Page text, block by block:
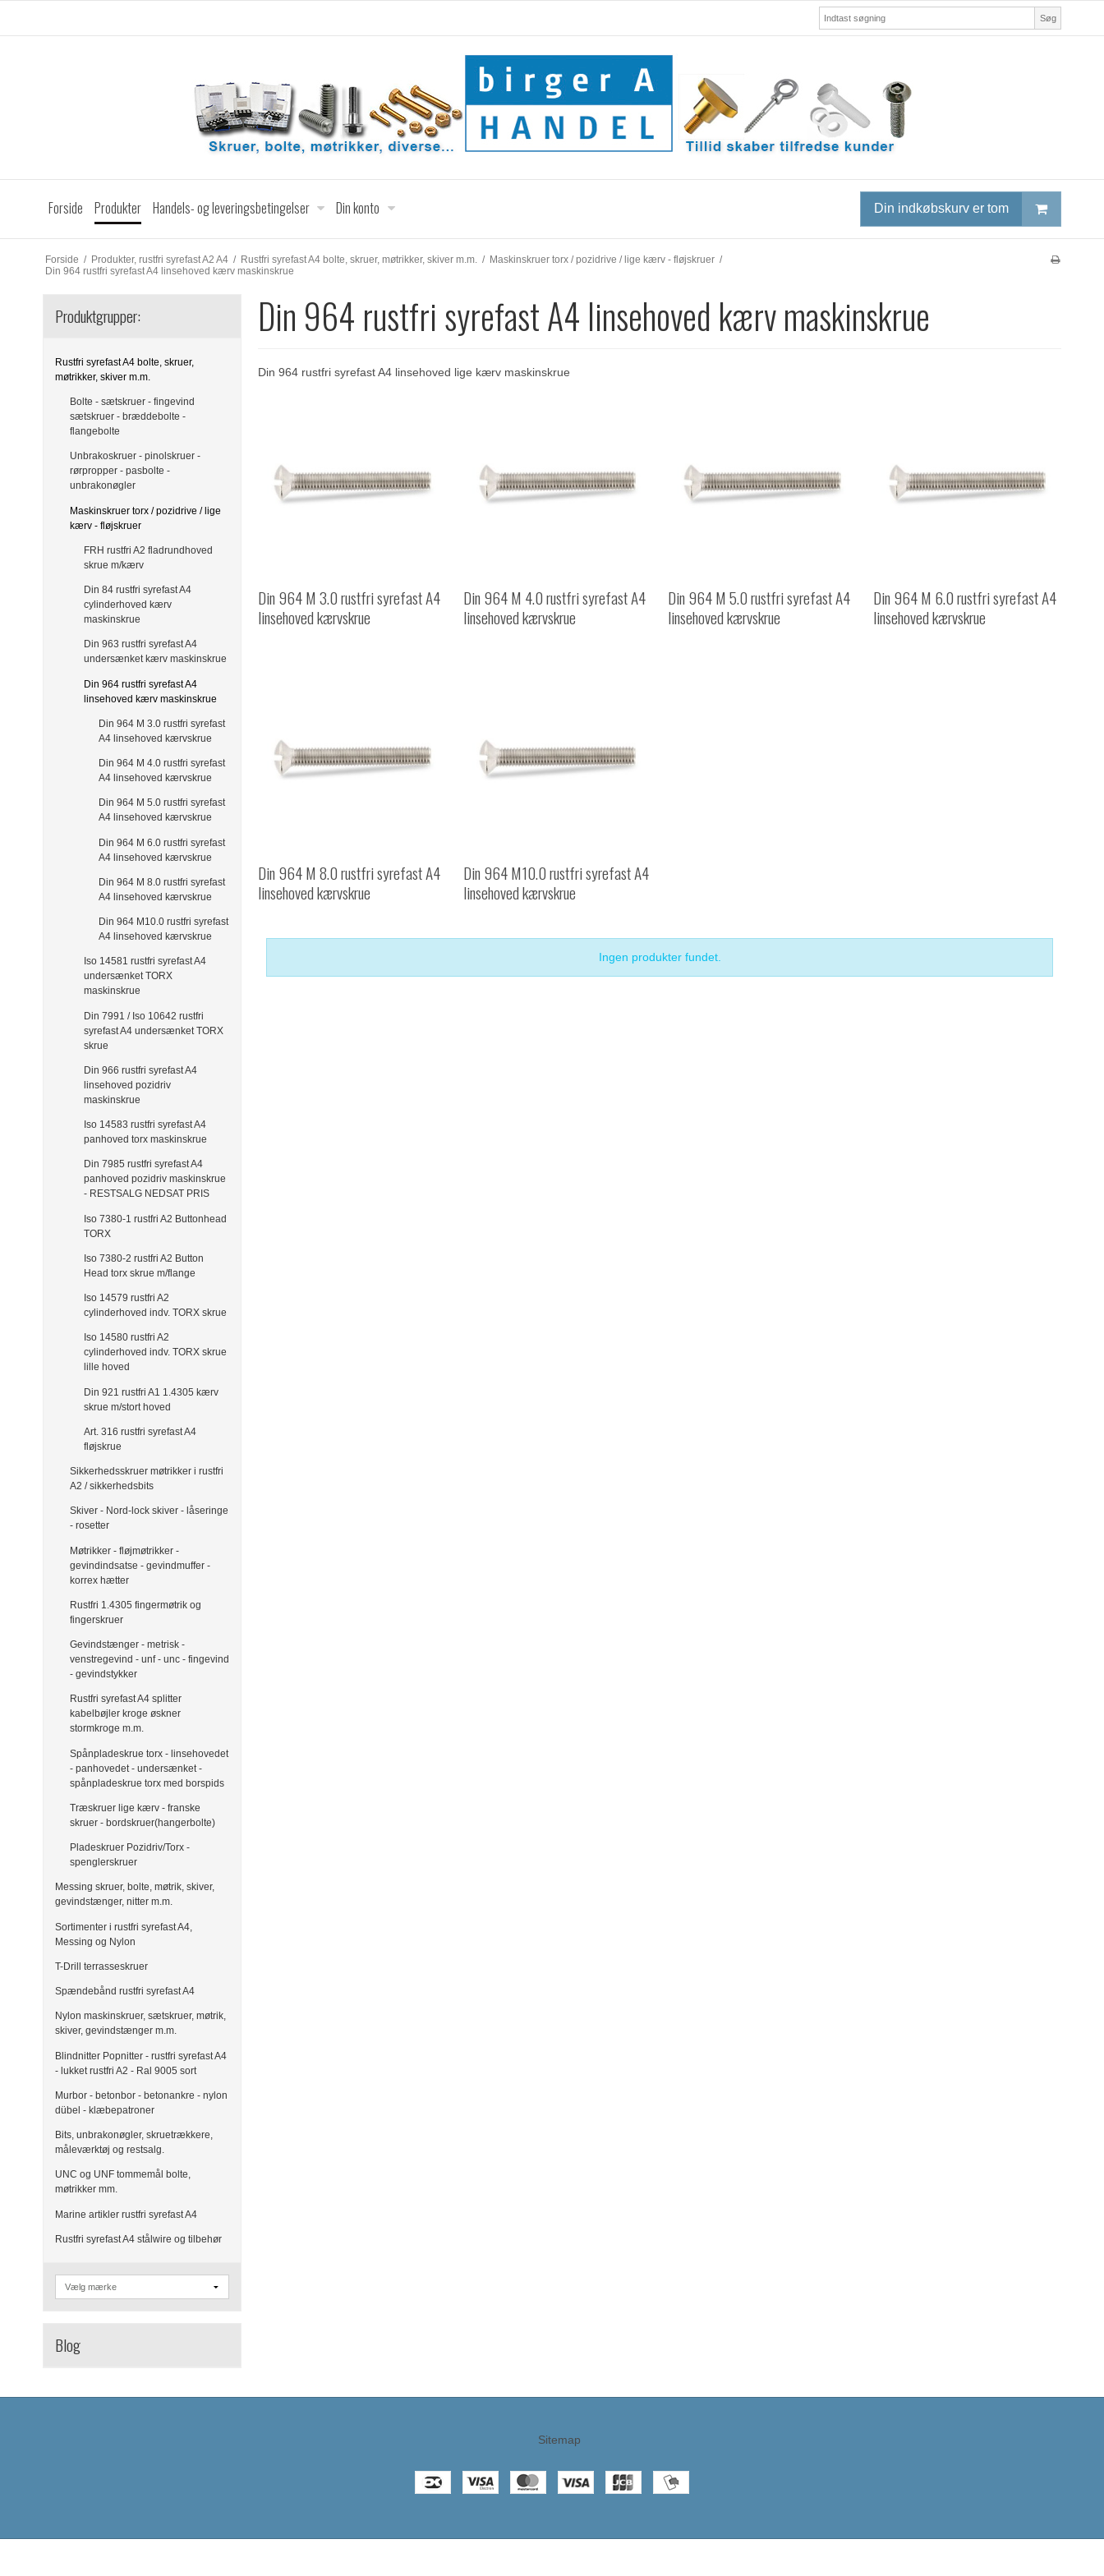
Søg
Forside Produkter Handels- og leveringsbetingelser Din konto Din indkøbskurv er tom
Forside / Produkter, rustfri syrefast A2 A4 / Rustfri syrefast A4 bolte, skruer, møtrikker, skiver m.m. / Maskinskruer torx / pozidrive / lige kærv - fløjskruer /
Din 964 rustfri syrefast A4 linsehoved kærv maskinskrue
Produktgrupper:
Rustfri syrefast A4 bolte, skruer,
møtrikker, skiver m.m.
Bolte - sætskruer - fingevind
sætskruer - bræddebolte -
flangebolte
Unbrakoskruer - pinolskruer -
rørpropper - pasbolte -
unbrakonøgler
Maskinskruer torx / pozidrive / lige
kærv - fløjskruer
FRH rustfri A2 fladrundhoved
skrue m/kærv
Din 84 rustfri syrefast A4
cylinderhoved kærv
maskinskrue
Din 963 rustfri syrefast A4
undersænket kærv maskinskrue
Din 964 rustfri syrefast A4
linsehoved kærv maskinskrue
Din 964 M 3.0 rustfri syrefast
A4 linsehoved kærvskrue
Din 964 M 4.0 rustfri syrefast
A4 linsehoved kærvskrue
Din 964 M 5.0 rustfri syrefast
A4 linsehoved kærvskrue
Din 964 M 6.0 rustfri syrefast
A4 linsehoved kærvskrue
Din 964 M 8.0 rustfri syrefast
A4 linsehoved kærvskrue
Din 964 M10.0 rustfri syrefast
A4 linsehoved kærvskrue
Iso 14581 rustfri syrefast A4
undersænket TORX
maskinskrue
Din 7991 / Iso 10642 rustfri
syrefast A4 undersænket TORX
skrue
Din 966 rustfri syrefast A4
linsehoved pozidriv
maskinskrue
Iso 14583 rustfri syrefast A4
panhoved torx maskinskrue
Din 7985 rustfri syrefast A4
panhoved pozidriv maskinskrue
- RESTSALG NEDSAT PRIS
Iso 7380-1 rustfri A2 Buttonhead
TORX
Iso 7380-2 rustfri A2 Button
Head torx skrue m/flange
Iso 14579 rustfri A2
cylinderhoved indv. TORX skrue
Iso 14580 rustfri A2
cylinderhoved indv. TORX skrue
lille hoved
Din 921 rustfri A1 1.4305 kærv
skrue m/stort hoved
Art. 316 rustfri syrefast A4
fløjskrue
Sikkerhedsskruer møtrikker i rustfri
A2 / sikkerhedsbits
Skiver - Nord-lock skiver - låseringe
- rosetter
Møtrikker - fløjmøtrikker -
gevindindsatse - gevindmuffer -
korrex hætter
Rustfri 1.4305 fingermøtrik og
fingerskruer
Gevindstænger - metrisk -
venstregevind - unf - unc - fingevind
- gevindstykker
Rustfri syrefast A4 splitter
kabelbøjler kroge øskner
stormkroge m.m.
Spånpladeskrue torx - linsehovedet
- panhovedet - undersænket -
spånpladeskrue torx med borspids
Træskruer lige kærv - franske
skruer - bordskruer(hangerbolte)
Pladeskruer Pozidriv/Torx -
spenglerskruer
Messing skruer, bolte, møtrik, skiver,
gevindstænger, nitter m.m.
Sortimenter i rustfri syrefast A4,
Messing og Nylon
T-Drill terrasseskruer
Spændebånd rustfri syrefast A4
Nylon maskinskruer, sætskruer, møtrik,
skiver, gevindstænger m.m.
Blindnitter Popnitter - rustfri syrefast A4
- lukket rustfri A2 - Ral 9005 sort
Murbor - betonbor - betonankre - nylon
dübel - klæbepatroner
Bits, unbrakonøgler, skruetrækkere,
måleværktøj og restsalg.
UNC og UNF tommemål bolte,
møtrikker mm.
Marine artikler rustfri syrefast A4
Rustfri syrefast A4 stålwire og tilbehør
Blog
Din 964 rustfri syrefast A4 linsehoved kærv maskinskrue
Din 964 rustfri syrefast A4 linsehoved lige kærv maskinskrue
Din 964 M 3.0 rustfri syrefast A4
linsehoved kærvskrue
Din 964 M 4.0 rustfri syrefast A4
linsehoved kærvskrue
Din 964 M 5.0 rustfri syrefast A4
linsehoved kærvskrue
Din 964 M 6.0 rustfri syrefast A4
linsehoved kærvskrue
Din 964 M 8.0 rustfri syrefast A4
linsehoved kærvskrue
Din 964 M10.0 rustfri syrefast A4
linsehoved kærvskrue
Ingen produkter fundet.
Sitemap